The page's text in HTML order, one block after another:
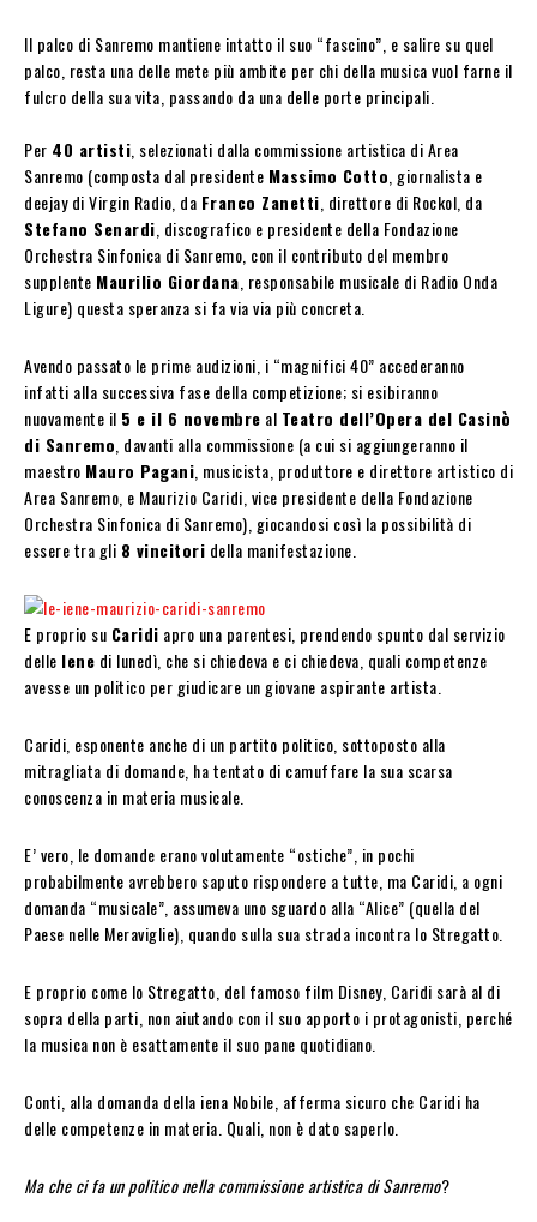
Il palco di Sanremo mantiene intatto il suo “fascino”, e salire su quel
palco, resta una delle mete più ambite per chi della musica vuol farne il
fulcro della sua vita, passando da una delle porte principali.
Per 40 artisti , selezionati dalla commissione artistica di Area
Sanremo (composta dal presidente Massimo Cotto , giornalista e
deejay di Virgin Radio, da Franco Zanetti , direttore di Rockol, da
Stefano Senardi , discografico e presidente della Fondazione
Orchestra Sinfonica di Sanremo, con il contributo del membro
supplente Maurilio Giordana , responsabile musicale di Radio Onda
Ligure) questa speranza si fa via via più concreta.
Avendo passato le prime audizioni, i “magnifici 40” accederanno
infatti alla successiva fase della competizione; si esibiranno
nuovamente il 5 e il 6 novembre al Teatro dell’Opera del Casinò
di Sanremo , davanti alla commissione (a cui si aggiungeranno il
maestro Mauro Pagani , musicista, produttore e direttore artistico di
Area Sanremo, e Maurizio Caridi, vice presidente della Fondazione
Orchestra Sinfonica di Sanremo), giocandosi così la possibilità di
essere tra gli 8 vincitori della manifestazione.
E proprio su Caridi apro una parentesi, prendendo spunto dal servizio
delle Iene di lunedì, che si chiedeva e ci chiedeva, quali competenze
avesse un politico per giudicare un giovane aspirante artista.
Caridi, esponente anche di un partito politico, sottoposto alla
mitragliata di domande, ha tentato di camuffare la sua scarsa
conoscenza in materia musicale.
E’ vero, le domande erano volutamente “ostiche”, in pochi
probabilmente avrebbero saputo rispondere a tutte, ma Caridi, a ogni
domanda “musicale”, assumeva uno sguardo alla “Alice” (quella del
Paese nelle Meraviglie), quando sulla sua strada incontra lo Stregatto.
E proprio come lo Stregatto, del famoso film Disney, Caridi sarà al di
sopra della parti, non aiutando con il suo apporto i protagonisti, perché
la musica non è esattamente il suo pane quotidiano.
Conti, alla domanda della iena Nobile, afferma sicuro che Caridi ha
delle competenze in materia. Quali, non è dato saperlo.
Ma che ci fa un politico nella commissione artistica di Sanremo?